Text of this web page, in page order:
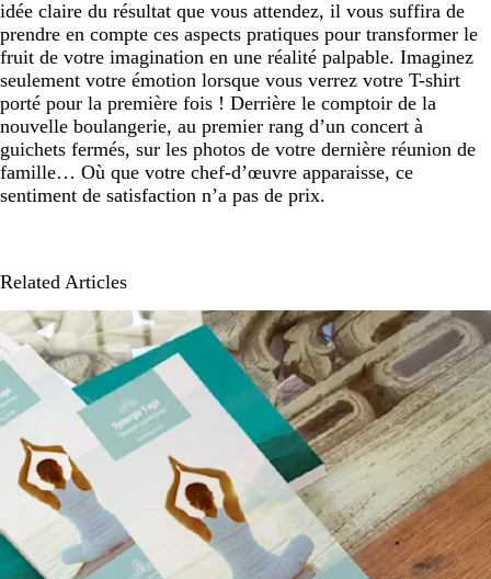
idée claire du résultat que vous attendez, il vous suffira de
prendre en compte ces aspects pratiques pour transformer le
fruit de votre imagination en une réalité palpable. Imaginez
seulement votre émotion lorsque vous verrez votre T-shirt
porté pour la première fois ! Derrière le comptoir de la
nouvelle boulangerie, au premier rang d’un concert à
guichets fermés, sur les photos de votre dernière réunion de
famille… Où que votre chef-d’œuvre apparaisse, ce
sentiment de satisfaction n’a pas de prix.
Related Articles